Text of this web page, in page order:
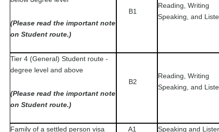
(Please read the important note
on Student route.)
B1
Reading, Writing
Speaking, and
Tier 4 (General) Student route -
degree level and above
(Please read the important note
on Student route.)
B2
Reading, Writing
Speaking, and
Family of a settled person visa A1 Speaking and